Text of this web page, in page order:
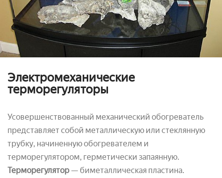
Электромеханические
терморегуляторы
Усовершенствованный механический обогреватель
представляет собой металлическую или стеклянную
трубку, начиненную обогревателем и
терморегулятором, герметически запаянную.
Терморегулятор — биметаллическая пластина.